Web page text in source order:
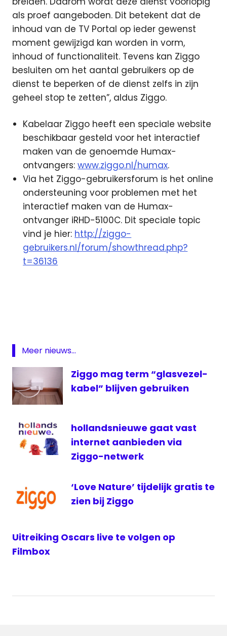
als proef aangeboden. Dit betekent dat de
inhoud van de TV Portal op ieder gewenst
moment gewijzigd kan worden in vorm,
inhoud of functionaliteit. Tevens kan Ziggo
besluiten om het aantal gebruikers op de
dienst te beperken of de dienst zelfs in zijn
geheel stop te zetten”, aldus Ziggo.
Kabelaar Ziggo heeft een speciale website
beschikbaar gesteld voor het interactief
maken van de genoemde Humax-
ontvangers:www.ziggo.nl/humax.
Via het Ziggo-gebruikersforum is het online
ondersteuning voor problemen met het
interactief maken van de Humax-
ontvanger iRHD-5100C. Dit speciale topic
vind je hier: http://ziggo-
gebruikers.nl/forum/showthread.php?
t=36136
ontvanger
PVR
televisie
ziggo
Meer nieuws...
Ziggo mag term “glasvezel-
kabel” blijven gebruiken
hollandsnieuwe gaat vast
internet aanbieden via
Ziggo-netwerk
‘Love Nature’ tijdelijk gratis te
zien bij Ziggo
Uitreiking Oscars live te volgen op
Filmbox